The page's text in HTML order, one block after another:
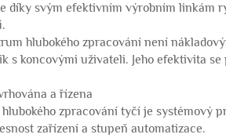
díky svým efektivním výrobním linkám
hlubokého zpracování není
s koncovými uživateli. Jeho efektivita
a řízena
zpracování tyčí je systémový
zařízení a stupeň automatizace.